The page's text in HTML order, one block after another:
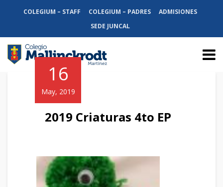
COLEGIUM – STAFF COLEGIUM – PADRES
ADMISIONES
SEDE JUNCAL
16
May, 2019
2019 Criaturas 4to EP